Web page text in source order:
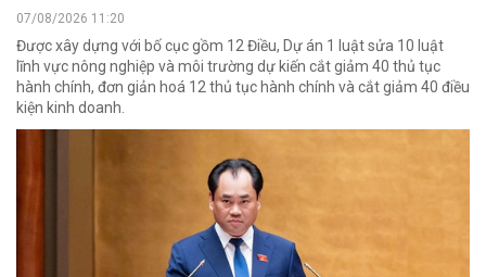
07/08/2026 11:20
Được xây dựng với bố cục gồm 12 Điều, Dự án 1 luật sửa 10 luật
lĩnh vực nông nghiệp và môi trường dự kiến cắt giảm 40 thủ tục
hành chính, đơn giản hoá 12 thủ tục hành chính và cắt giảm 40 điều
kiện kinh doanh.